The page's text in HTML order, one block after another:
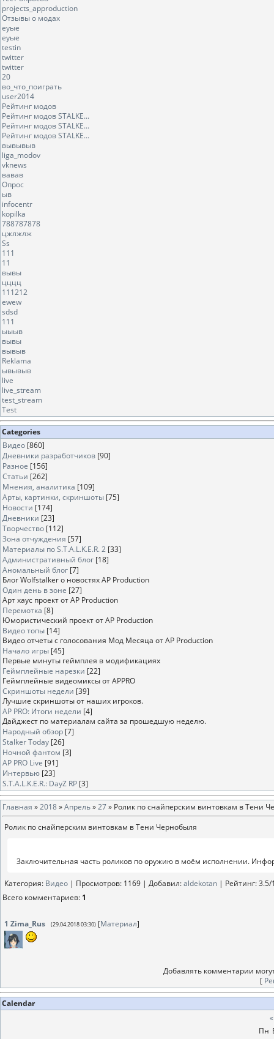
projects_approduction
Отзывы о модах
еуые
еуые
testin
twitter
twitter
20
во_что_поиграть
user2014
Рейтинг модов
Рейтинг модов STALKE...
Рейтинг модов STALKE...
Рейтинг модов STALKE...
вывывыв
liga_modov
vknews
вавав
Опрос
ыв
infocentr
kopilka
788787878
цжлжлж
Ss
111
11
вывы
цццц
111212
ewew
sdsd
111
ыыыв
вывы
вывыв
Reklama
ывывыв
live
live_stream
test_stream
Test
Categories
Видео [860]
Дневники разработчиков [90]
Разное [156]
Статьи [262]
Мнения, аналитика [109]
Арты, картинки, скриншоты [75]
Новости [174]
Дневники [23]
Творчество [112]
Зона отчуждения [57]
Материалы по S.T.A.L.K.E.R. 2 [33]
Административный блог [18]
Аномальный блог [7]
Блог Wolfstalker о новостях AP Production
Один день в зоне [27]
Арт хаус проект от AP Production
Перемотка [8]
Юмористический проект от AP Production
Видео топы [14]
Видео отчеты с голосования Мод Месяца от AP Production
Начало игры [45]
Первые минуты геймплея в модификациях
Геймплейные нарезки [22]
Геймплейные видеомиксы от APPRO
Скриншоты недели [39]
Лучшие скриншоты от наших игроков.
AP PRO: Итоги недели [4]
Дайджест по материалам сайта за прошедшую неделю.
Народный обзор [7]
Stalker Today [26]
Ночной фантом [3]
AP PRO Live [91]
Интервью [23]
S.T.A.L.K.E.R.: DayZ RP [3]
Главная »2018»Апрель»27» Ролик по снайперским винтовкам в Тени
Ролик по снайперским винтовкам в Тени Чернобыля
Заключительная часть роликов по оружию в моём исполнении.
Категория: Видео | Просмотров: 1169 | Добавил:aldekotan | Рейтинг:3.5/
Всего комментариев: 1
1 Zima_Rus (29.04.2018 03:30) [Материал]
Добавлять комментарии
[
Calendar
«
Пн